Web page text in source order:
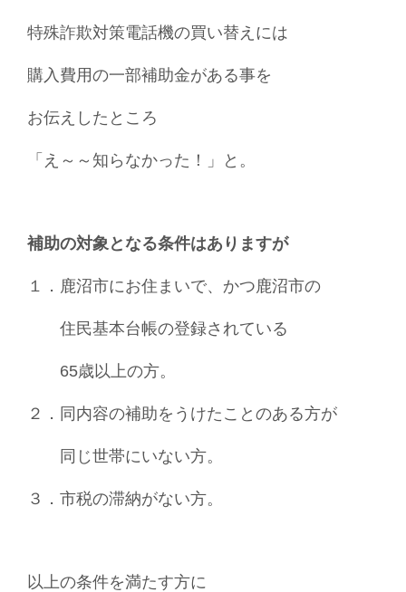
特殊詐欺対策電話機の買い替えには
購入費用の一部補助金がある事を
お伝えしたところ
「え～～知らなかった！」と。
補助の対象となる条件はありますが
１．鹿沼市にお住まいで、かつ鹿沼市の
住民基本台帳の登録されている
65歳以上の方。
２．同内容の補助をうけたことのある方が
同じ世帯にいない方。
３．市税の滞納がない方。
以上の条件を満たす方に